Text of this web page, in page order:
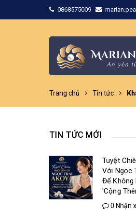
0868575009
Trang chủ Tin tức
TIN TỨC MỚI
Tuyệt
Với Ngọc
Để Không
'Cộng
0 Nhận